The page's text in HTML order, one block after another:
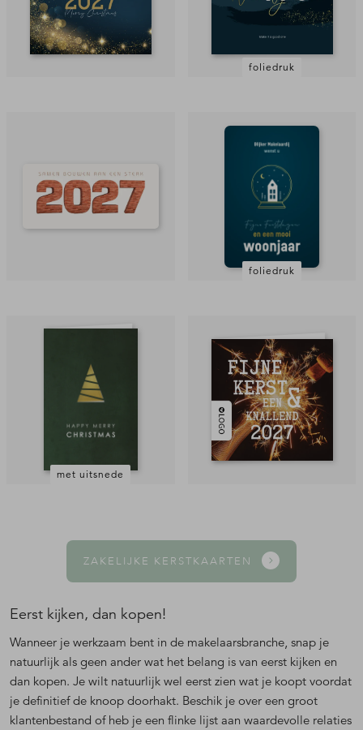
foliedruk
foliedruk
met uitsnede
ZAKELIJKE KERSTKAARTEN
Eerst kijken, dan kopen!
Wanneer je werkzaam bent in de makelaarsbranche, snap je
natuurlijk als geen ander wat het belang is van eerst kijken en
dan kopen. Je wilt natuurlijk wel eerst zien wat je koopt voordat
je definitief de knoop doorhakt. Beschik je over een groot
klantenbestand of heb je een flinke lijst aan waardevolle relaties